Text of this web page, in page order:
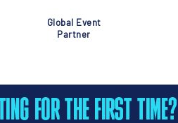
Global Event
Partner